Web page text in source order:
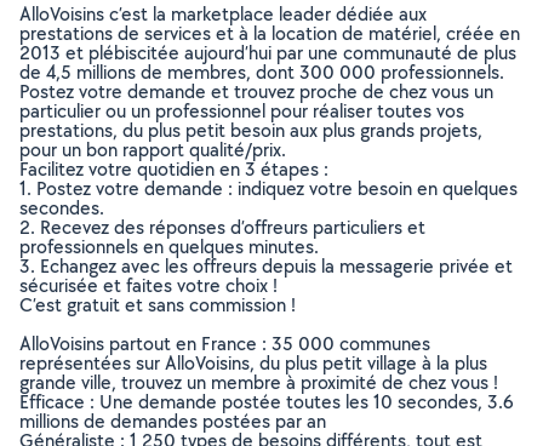
AlloVoisins c’est la marketplace leader dédiée aux
prestations de services et à la location de matériel, créée en
2013 et plébiscitée aujourd’hui par une communauté de plus
de 4,5 millions de membres, dont 300 000 professionnels.
Postez votre demande et trouvez proche de chez vous un
particulier ou un professionnel pour réaliser toutes vos
prestations, du plus petit besoin aux plus grands projets,
pour un bon rapport qualité/prix.
Facilitez votre quotidien en 3 étapes :
1. Postez votre demande : indiquez votre besoin en quelques
secondes.
2. Recevez des réponses d’offreurs particuliers et
professionnels en quelques minutes.
3. Echangez avec les offreurs depuis la messagerie privée et
sécurisée et faites votre choix !
C’est gratuit et sans commission !
AlloVoisins partout en France : 35 000 communes
représentées sur AlloVoisins, du plus petit village à la plus
grande ville, trouvez un membre à proximité de chez vous !
Efficace : Une demande postée toutes les 10 secondes, 3.6
millions de demandes postées par an
Généraliste : 1 250 types de besoins différents, tout est